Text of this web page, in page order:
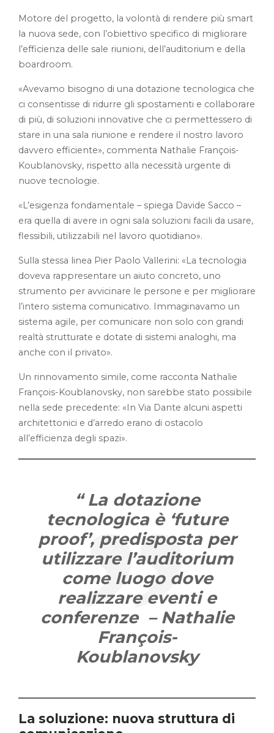
Motore del progetto, la volontà di rendere più smart
la nuova sede, con l’obiettivo specifico di migliorare
l’efficienza delle sale riunioni, dell’auditorium e della
boardroom.
«Avevamo bisogno di una dotazione tecnologica che
ci consentisse di ridurre gli spostamenti e collaborare
di più, di soluzioni innovative che ci permettessero di
stare in una sala riunione e rendere il nostro lavoro
davvero efficiente», commenta Nathalie François-
Koublanovsky, rispetto alla necessità urgente di
nuove tecnologie.
«L’esigenza fondamentale – spiega Davide Sacco –
era quella di avere in ogni sala soluzioni facili da usare,
flessibili, utilizzabili nel lavoro quotidiano».
Sulla stessa linea Pier Paolo Vallerini: «La tecnologia
doveva rappresentare un aiuto concreto, uno
strumento per avvicinare le persone e per migliorare
l’intero sistema comunicativo. Immaginavamo un
sistema agile, per comunicare non solo con grandi
realtà strutturate e dotate di sistemi analoghi, ma
anche con il privato».
Un rinnovamento simile, come racconta Nathalie
François-Koublanovsky, non sarebbe stato possibile
nella sede precedente: «In Via Dante alcuni aspetti
architettonici e d’arredo erano di ostacolo
all’efficienza degli spazi».
“La dotazione
tecnologica è ‘future
proof’, predisposta per
utilizzare l’auditorium
come luogo dove
realizzare eventi e
conferenze – Nathalie
François-
Koublanovsky
La soluzione: nuova struttura di